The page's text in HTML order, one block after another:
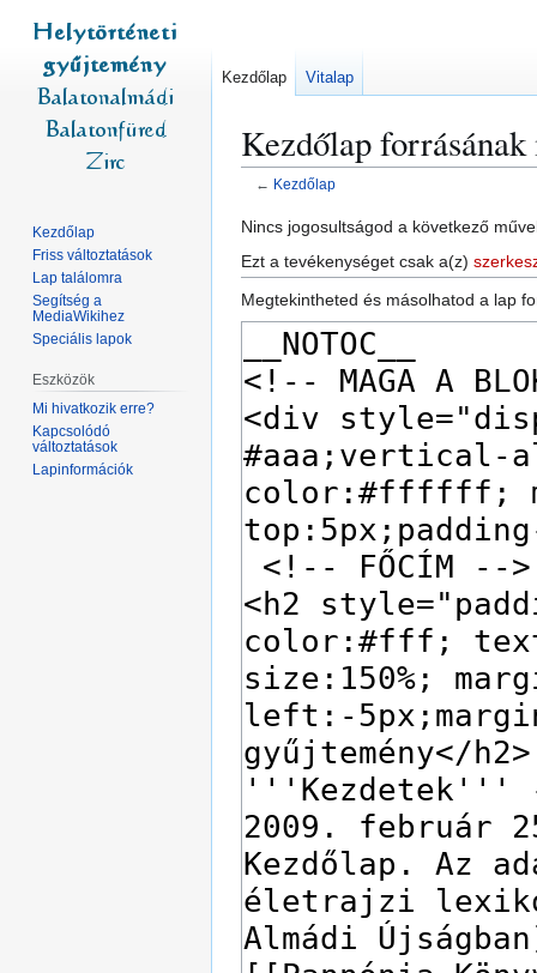
Kezdőlap forrásának
← Kezdőlap
Ugrás
a
navigációhoz
Ugrás
a
kereséshez
Nincs jogosultságod a következő
Ezt a tevékenységet csak a(z)
Megtekintheted és másolhatod a lap
Kezdőlap Vitalap
Kezdőlap
Friss változtatások
Lap találomra
Segítség a
MediaWikihez
Speciális lapok
Eszközök
Mi hivatkozik erre?
Kapcsolódó
változtatások
Lapinformációk